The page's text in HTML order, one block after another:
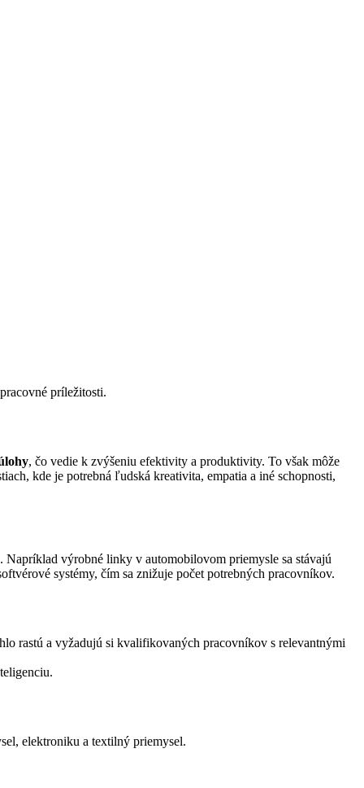
príležitosti.
, čo vedie k zvýšeniu efektivity a produktivity. To však môže
kde je potrebná ľudská kreativita, empatia a iné schopnosti,
Napríklad výrobné linky v automobilovom priemysle sa stávajú
systémy, čím sa znižuje počet potrebných pracovníkov.
rastú a vyžadujú si kvalifikovaných pracovníkov s relevantnými
elektroniku a textilný priemysel.